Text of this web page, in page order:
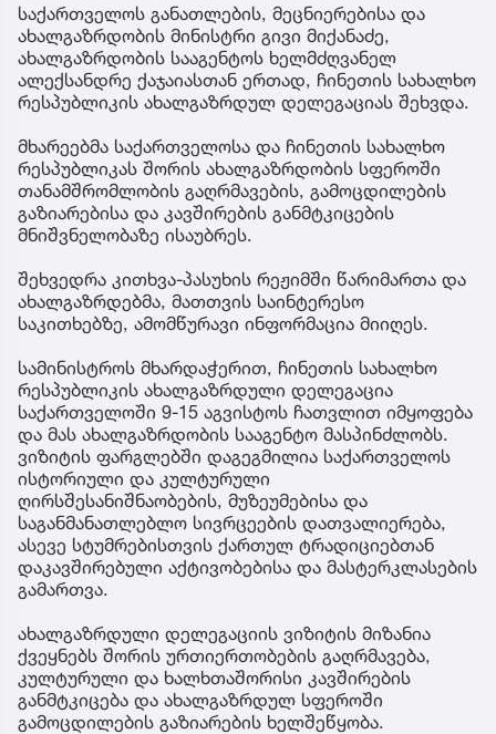
საქართველოს განათლების, მეცნიერებისა და
ახალგაზრდობის მინისტრი გივი მიქანაძე,
ახალგაზრდობის სააგენტოს ხელმძღვანელ
ალექსანდრე ქაჯაიასთან ერთად, ჩინეთის სახალხო
რესპუბლიკის ახალგაზრდულ დელეგაციას შეხვდა.
მხარეებმა საქართველოსა და ჩინეთის სახალხო
რესპუბლიკას შორის ახალგაზრდობის სფეროში
თანამშრომლობის გაღრმავების, გამოცდილების
გაზიარებისა და კავშირების განმტკიცების
მნიშვნელობაზე ისაუბრეს.
შეხვედრა კითხვა-პასუხის რეჟიმში წარიმართა და
ახალგაზრდებმა, მათთვის საინტერესო
საკითხებზე, ამომწურავი ინფორმაცია მიიღეს.
სამინისტროს მხარდაჭერით, ჩინეთის სახალხო
რესპუბლიკის ახალგაზრდული დელეგაცია
საქართველოში 9-15 აგვისტოს ჩათვლით იმყოფება
და მას ახალგაზრდობის სააგენტო მასპინძლობს.
ვიზიტის ფარგლებში დაგეგმილია საქართველოს
ისტორიული და კულტურული
ღირსშესანიშნაობების, მუზეუმებისა და
საგანმანათლებლო სივრცეების დათვალიერება,
ასევე სტუმრებისთვის ქართულ ტრადიციებთან
დაკავშირებული აქტივობებისა და მასტერკლასების
გამართვა.
ახალგაზრდული დელეგაციის ვიზიტის მიზანია
ქვეყნებს შორის ურთიერთობების გაღრმავება,
კულტურული და ხალხთაშორისი კავშირების
განმტკიცება და ახალგაზრდულ სფეროში
გამოცდილების გაზიარების ხელშეწყობა.